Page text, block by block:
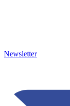
Newsletter